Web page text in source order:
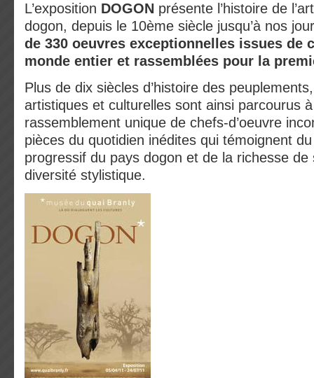
L’exposition DOGON présente l’histoire de
dogon, depuis le 10ème siècle jusqu’à nos
de 330 oeuvres exceptionnelles issues de
monde entier et rassemblées pour la
Plus de dix siècles d’histoire des
artistiques et culturelles sont ainsi parcourus
rassemblement unique de chefs-d’oeuvre
pièces du quotidien inédites qui témoignent
progressif du pays dogon et de la richesse de
diversité stylistique.